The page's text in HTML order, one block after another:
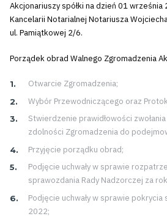
Akcjonariuszy spółki na dzień 01
Kancelarii Notarialnej Notariusza
ul. Pamiątkowej 2/6.
Porządek obrad Walnego Zgromadzenia
Otwarcie Zgromadzenia;
Wybór Przewodniczącego oraz
Stwierdzenie prawidłowości
zdolności Zgromadzenia do
Przyjęcie porządku obrad;
Podjęcie uchwały w sprawie
sprawozdania Rady Nadzorczej za
Podjęcie uchwały w sprawie
2022;